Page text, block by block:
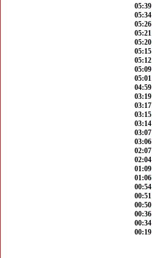
05:39
05:34
05:26
05:21
05:20
05:15
05:12
05:09
05:01
04:59
03:19
03:17
03:15
03:14
03:07
03:06
02:07
02:04
01:09
01:06
00:54
00:51
00:50
00:36
00:34
00:19